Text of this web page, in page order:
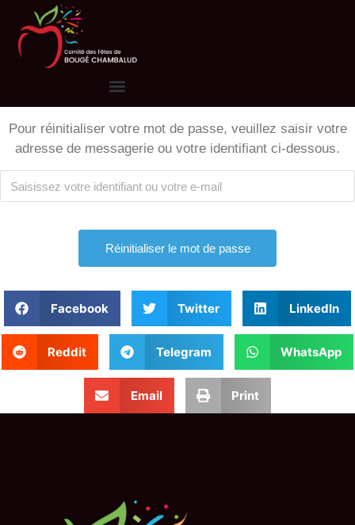
Pour réinitialiser votre mot de passe, veuillez saisir votre
adresse de messagerie ou votre identifiant ci-dessous.
Facebook Twitter LinkedIn
Reddit Telegram WhatsApp
Email Print